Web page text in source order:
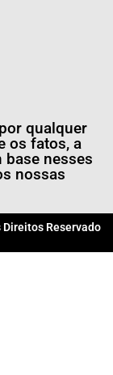
qualquer
os fatos, a
base nesses
nossas
Direitos Reservado